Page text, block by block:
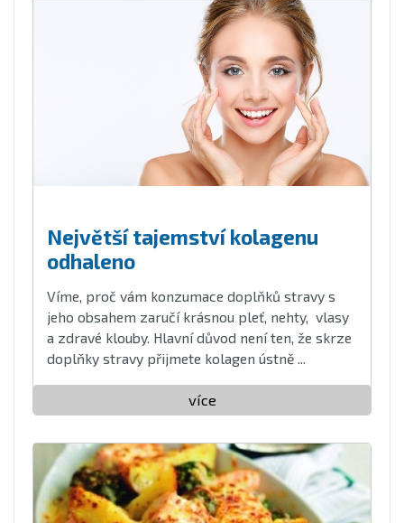
Největší tajemství kolagenu
odhaleno
Víme, proč vám konzumace doplňků stravy s
jeho obsahem zaručí krásnou pleť, nehty, vlasy
a zdravé klouby. Hlavní důvod není ten, že skrze
doplňky stravy přijmete kolagen ústně ...
více